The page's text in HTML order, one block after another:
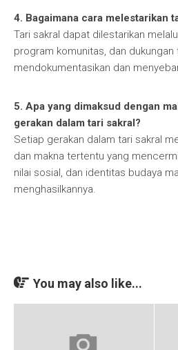
4. Bagaimana cara melestarikan
Tari sakral dapat dilestarikan
program komunitas, dan
mendokumentasikan dan
5. Apa yang dimaksud dengan
gerakan dalam tari sakral?
Setiap gerakan dalam tari sakral
dan makna tertentu yang
nilai sosial, dan identitas budaya
menghasilkannya.
You may also like...